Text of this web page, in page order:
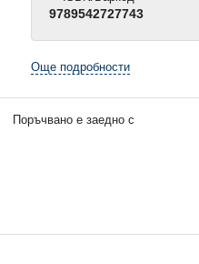
9789542727743
Още подробности
Поръчвано е заедно с